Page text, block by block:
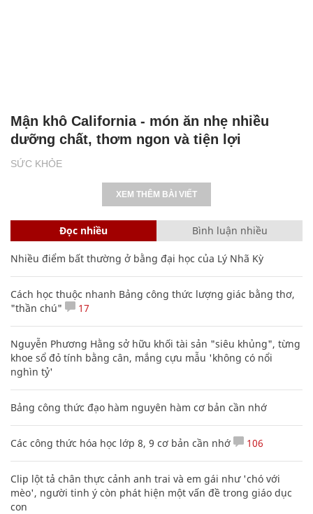
SỨC KHỎE
Mận khô California - món ăn nhẹ nhiều
dưỡng chất, thơm ngon và tiện lợi
XEM THÊM BÀI VIẾT
Đọc nhiều Bình luận nhiều
Nhiều điểm bất thường ở bằng đại học của Lý Nhã Kỳ
Cách học thuộc nhanh Bảng công thức lượng giác bằng thơ,
"thần chú"
17
Nguyễn Phương Hằng sở hữu khối tài sản "siêu khủng", từng
khoe sổ đỏ tính bằng cân, mắng cựu mẫu 'không có nổi
nghìn tỷ'
Bảng công thức đạo hàm nguyên hàm cơ bản cần nhớ
Các công thức hóa học lớp 8, 9 cơ bản cần nhớ 106
Clip lột tả chân thực cảnh anh trai và em gái như 'chó với
mèo', người tinh ý còn phát hiện một vấn đề trong giáo dục
con